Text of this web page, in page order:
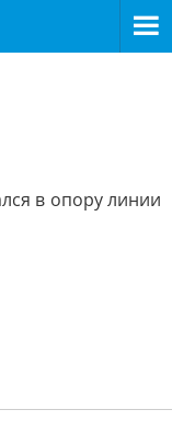
в опору линии